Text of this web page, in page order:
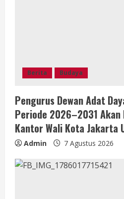
Berita Budaya
Pengurus Dewan Adat
Periode 2026–2031 Akan
Kantor Wali Kota Jakarta
Admin 7 Agustus 2026